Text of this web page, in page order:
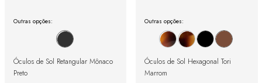
Outras opções:
Óculos de Sol Retangular Mônaco
Preto
Outras opções:
Óculos de Sol Hexagonal Tori
Marrom